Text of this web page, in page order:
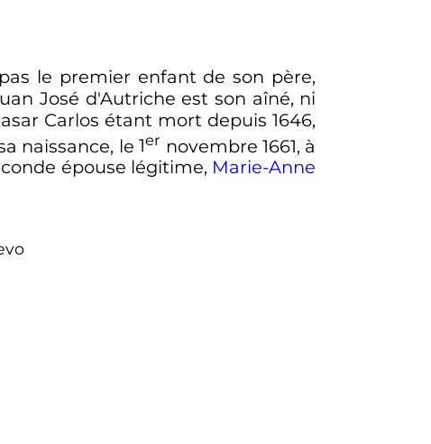
le premier enfant de son père,
José d'Autriche est son aîné, ni
Carlos étant mort depuis 1646,
naissance, le1er novembre 1661, à
épouse légitime, Marie-Anne